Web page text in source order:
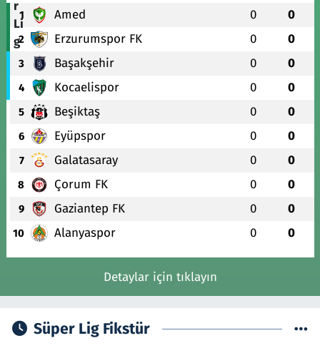
1 Amed 0 0
2 Erzurumspor FK 0 0
3 Başakşehir 0 0
4 Kocaelispor 0 0
5 Beşiktaş 0 0
6 Eyüpspor 0 0
7 Galatasaray 0 0
8 Çorum FK 0 0
9 Gaziantep FK 0 0
10 Alanyaspor 0 0
Detaylar için tıklayın
Süper Lig Fikstür